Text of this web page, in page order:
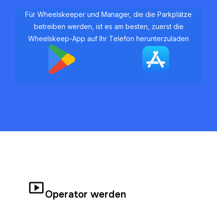
Für Wheelskeeper und Manager, die die Parkplätze
betreiben werden, ist es am besten, zuerst die
Wheelskeep-App auf Ihr Telefon herunterzuladen
Operator werden